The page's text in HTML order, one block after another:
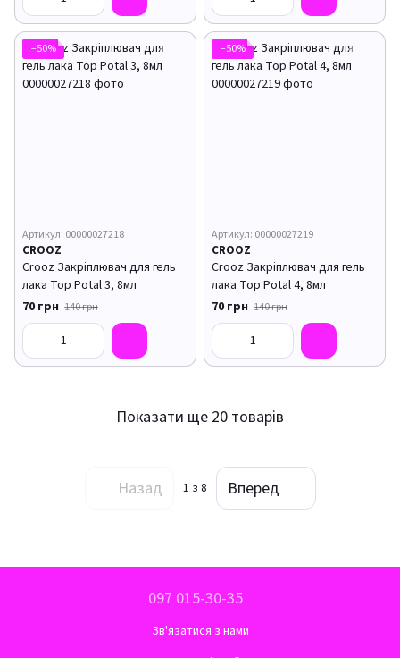
−50%
Артикул: 00000027218
CROOZ
Crooz Закріплювач для гель
лака Top Potal 3, 8мл
70 грн 140 грн
−50%
Артикул: 00000027219
CROOZ
Crooz Закріплювач для гель
лака Top Potal 4, 8мл
70 грн 140 грн
Показати ще 20 товарів
Назад 1 з 8 Вперед
097 015-30-35
Зв'язатися з нами